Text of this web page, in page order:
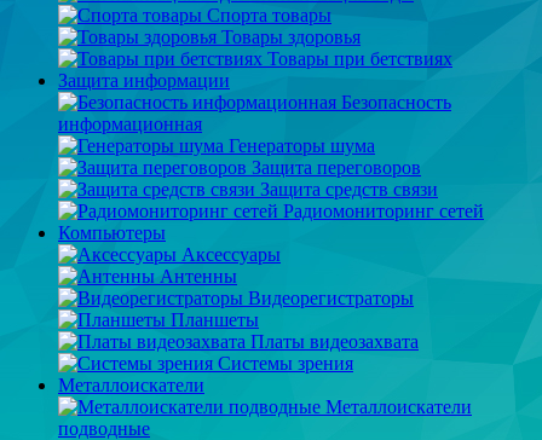
Спорта товары
Товары здоровья
Товары при бетствиях
Защита информации
Безопасность
информационная
Генераторы шума
Защита переговоров
Защита средств связи
Радиомониторинг сетей
Компьютеры
Аксессуары
Антенны
Видеорегистраторы
Планшеты
Платы видеозахвата
Системы зрения
Металлоискатели
Металлоискатели
подводные